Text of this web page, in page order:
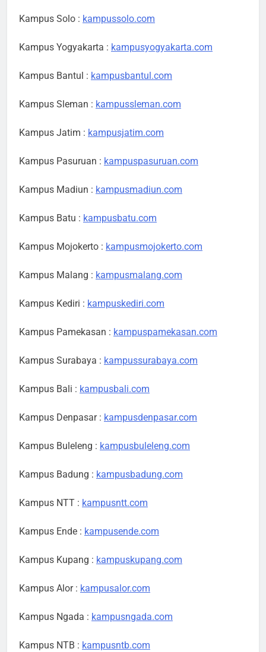
Kampus Solo : kampussolo.com
Kampus Yogyakarta : kampusyogyakarta.com
Kampus Bantul : kampusbantul.com
Kampus Sleman : kampussleman.com
Kampus Jatim : kampusjatim.com
Kampus Pasuruan : kampuspasuruan.com
Kampus Madiun : kampusmadiun.com
Kampus Batu : kampusbatu.com
Kampus Mojokerto : kampusmojokerto.com
Kampus Malang : kampusmalang.com
Kampus Kediri : kampuskediri.com
Kampus Pamekasan : kampuspamekasan.com
Kampus Surabaya : kampussurabaya.com
Kampus Bali : kampusbali.com
Kampus Denpasar : kampusdenpasar.com
Kampus Buleleng : kampusbuleleng.com
Kampus Badung : kampusbadung.com
Kampus NTT : kampusntt.com
Kampus Ende : kampusende.com
Kampus Kupang : kampuskupang.com
Kampus Alor : kampusalor.com
Kampus Ngada : kampusngada.com
Kampus NTB : kampusntb.com